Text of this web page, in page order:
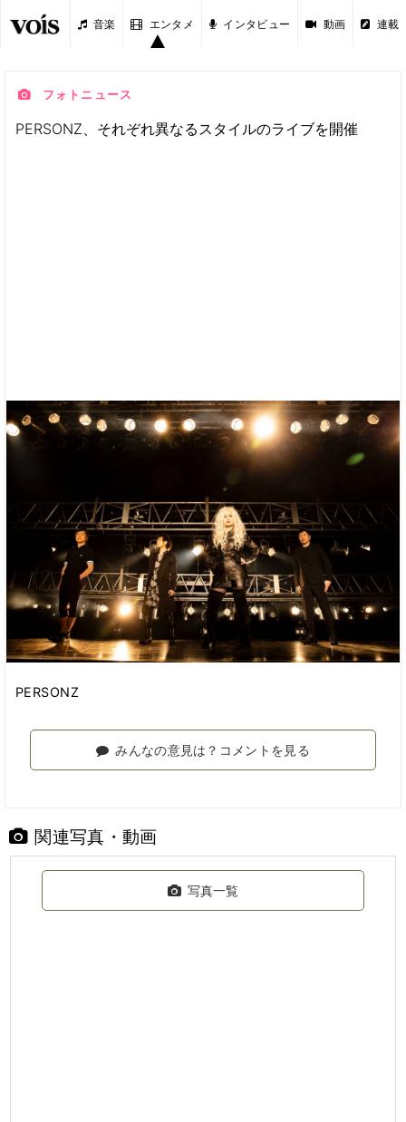
音楽 エンタメ インタビュー 動画 連載
フォトニュース
PERSONZ、それぞれ異なるスタイルのライブを開催
PERSONZ
みんなの意見は？コメントを見る
関連写真・動画
写真一覧